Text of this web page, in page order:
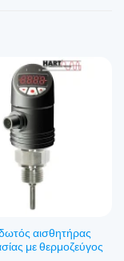
αισθητήρας
με θερμοζεύγος